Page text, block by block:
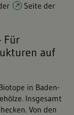
Seite der
Für
auf
in Baden-
Insgesamt
Von den